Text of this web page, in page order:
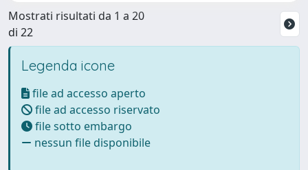
Mostrati risultati da 1 a 20
di 22
Legenda icone
file ad accesso aperto
file ad accesso riservato
file sotto embargo
nessun file disponibile